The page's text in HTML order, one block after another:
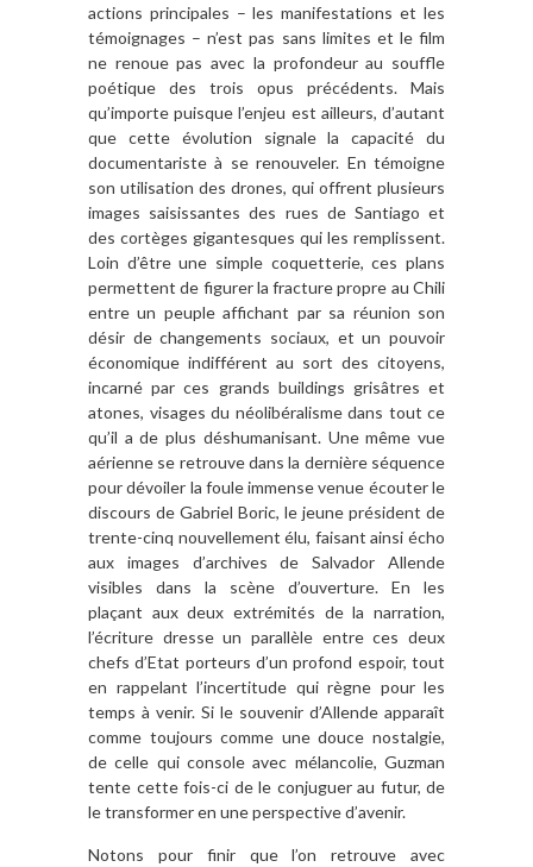
actions principales – les manifestations et les
témoignages – n’est pas sans limites et le film
ne renoue pas avec la profondeur au souffle
poétique des trois opus précédents. Mais
qu’importe puisque l’enjeu est ailleurs, d’autant
que cette évolution signale la capacité du
documentariste à se renouveler. En témoigne
son utilisation des drones, qui offrent plusieurs
images saisissantes des rues de Santiago et
des cortèges gigantesques qui les remplissent.
Loin d’être une simple coquetterie, ces plans
permettent de figurer la fracture propre au Chili
entre un peuple affichant par sa réunion son
désir de changements sociaux, et un pouvoir
économique indifférent au sort des citoyens,
incarné par ces grands buildings grisâtres et
atones, visages du néolibéralisme dans tout ce
qu’il a de plus déshumanisant. Une même vue
aérienne se retrouve dans la dernière séquence
pour dévoiler la foule immense venue écouter le
discours de Gabriel Boric, le jeune président de
trente-cinq nouvellement élu, faisant ainsi écho
aux images d’archives de Salvador Allende
visibles dans la scène d’ouverture. En les
plaçant aux deux extrémités de la narration,
l’écriture dresse un parallèle entre ces deux
chefs d’Etat porteurs d’un profond espoir, tout
en rappelant l’incertitude qui règne pour les
temps à venir. Si le souvenir d’Allende apparaît
comme toujours comme une douce nostalgie,
de celle qui console avec mélancolie, Guzman
tente cette fois-ci de le conjuguer au futur, de
le transformer en une perspective d’avenir.
Notons pour finir que l’on retrouve avec